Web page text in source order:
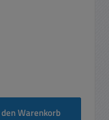
die Schaltflächen um
Warenkorb